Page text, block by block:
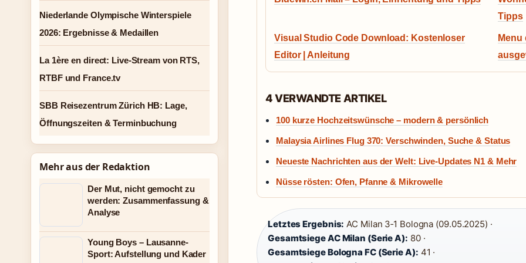
Tipps
Visual Studio Code Download: Kostenloser
Editor | Anleitung
4 VERWANDTE ARTIKEL
100 kurze Hochzeitswünsche – modern & persönlich
Malaysia Airlines Flug 370: Verschwinden, Suche & Status
Neueste Nachrichten aus der Welt: Live-Updates N1 & Mehr
Nüsse rösten: Ofen, Pfanne & Mikrowelle
Letztes Ergebnis: AC Milan 3‑1 Bologna (09.05.2025) ·
Gesamtsiege AC Milan (Serie A): 80 ·
Gesamtsiege Bologna FC (Serie A): 41 ·
Niederlande Olympische Winterspiele
2026: Ergebnisse & Medaillen
La 1ère en direct: Live-Stream von RTS,
RTBF und France.tv
SBB Reisezentrum Zürich HB: Lage,
Öffnungszeiten & Terminbuchung
Mehr aus der Redaktion
Der Mut, nicht gemocht zu
werden: Zusammenfassung &
Analyse
Young Boys – Lausanne-
Sport: Aufstellung und Kader